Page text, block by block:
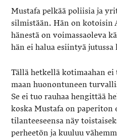
Mustafa pelkää poliisia ja
silmistään. Hän on kotoisin
hänestä on voimassaoleva
hän ei halua esiintyä
Tällä hetkellä kotimaahan
maan huonontuneen
Se ei tuo rauhaa hengittää
koska Mustafa on paperiton
tilanteeseensa näy
perheetön ja kuuluu